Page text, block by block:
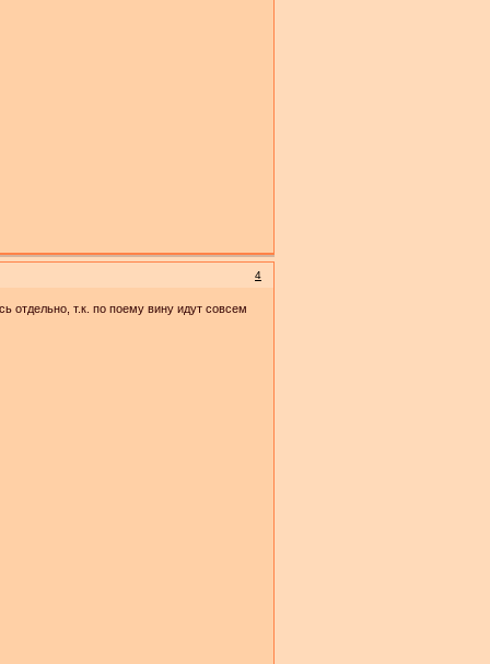
4
отдельно, т.к. по поему вину идут совсем